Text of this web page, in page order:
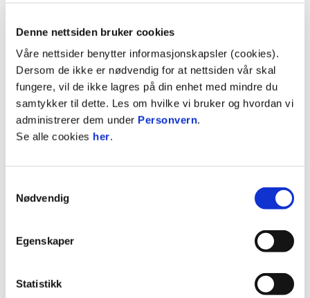
Denne nettsiden bruker cookies
Våre nettsider benytter informasjonskapsler (cookies).
Dersom de ikke er nødvendig for at nettsiden vår skal
fungere, vil de ikke lagres på din enhet med mindre du
samtykker til dette. Les om hvilke vi bruker og hvordan vi
administrerer dem under Personvern.
Se alle cookies her.
Nødvendig
Egenskaper
Statistikk
Vinneren får reisegavekort. De 20 beste kan vente
seg en av følgende premier:
1.-premie: Reisegavekort med verdi 10.000
kroner.
2.-premie: Sesongkort til valgfri Eliteserie-
3.-6. premie: To billetter til alle høstens
7-10. premie: Signert landslagsdrakt
Konkurransen er administrert av Norsk Tipping.